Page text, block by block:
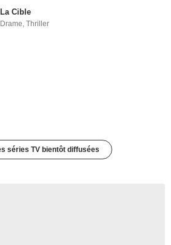
La Cible
Drame ,Thriller
séries TV bientôt diffusées